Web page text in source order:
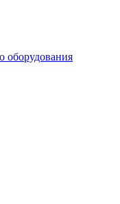
оборудования